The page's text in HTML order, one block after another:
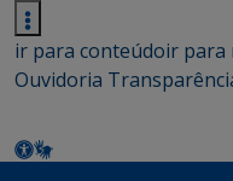
ir para conteúdoir para
Ouvidoria